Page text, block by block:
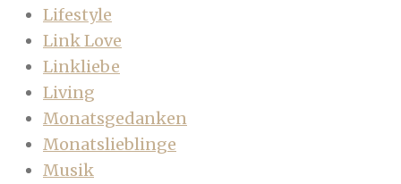
Lifestyle
Link Love
Linkliebe
Living
Monatsgedanken
Monatslieblinge
Musik